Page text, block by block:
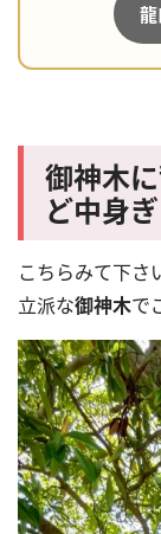
御神木
ど中身
こちらみて下さ
立派な御神木で